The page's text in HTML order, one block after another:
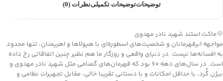
توضیحاتتوضیحات تکمیلینظرات (0)
💠ماکت استند شهيد نادر مهدوی
مواجهه ابرقهرمانان و شخصیت‌های اسطوره‌ای با هیولاها و اهریمنان، تنها محدود
به افسانه‌ها نیست. در دنیای واقعی و روزگار ما هم نظیر چنین اتفاقاتی رخ داده
است. در سال‌های دهه ۶۰ بود که قهرمان‌های گمنامی مثل شهید نادر مهدوی و
بیژن گُرد، با حداقل امکانات و با دستانی تقریبا خالی، مقابل تجهیرات نظامی و